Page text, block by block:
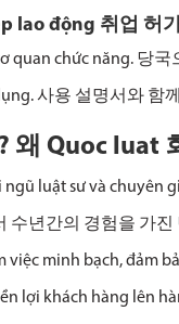
lao động 취업 허
quan chức năng. 당
사용 설명서와 함
왜 Quoc luat
luật sư và chuyên
수년간의 경험을 가
việc minh bạch, đảm
lợi khách hàng lên